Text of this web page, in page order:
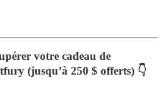
votre cadeau de
(jusqu’à 250 $ offerts) 👇